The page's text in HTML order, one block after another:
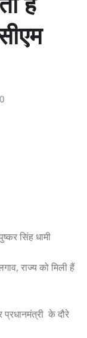
0
सिंह धामी
राज्य को मिली हैं
के दौरे